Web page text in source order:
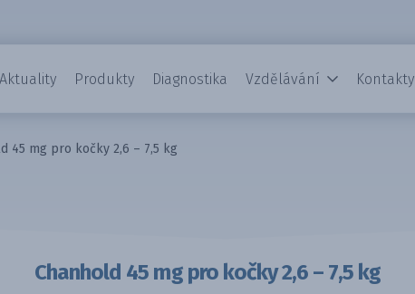
Aktuality Produkty Diagnostika Vzdělávání Kontakty
45 mg pro kočky 2,6 – 7,5 kg
Chanhold 45 mg pro kočky 2,6 – 7,5 kg